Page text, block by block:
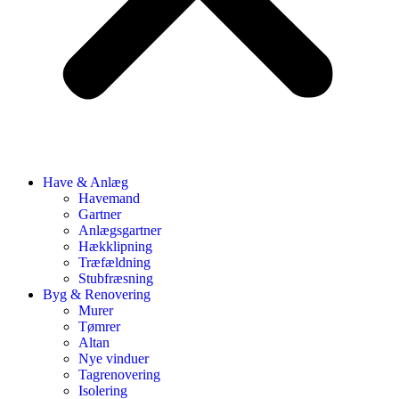
Have & Anlæg
Havemand
Gartner
Anlægsgartner
Hækklipning
Træfældning
Stubfræsning
Byg & Renovering
Murer
Tømrer
Altan
Nye vinduer
Tagrenovering
Isolering